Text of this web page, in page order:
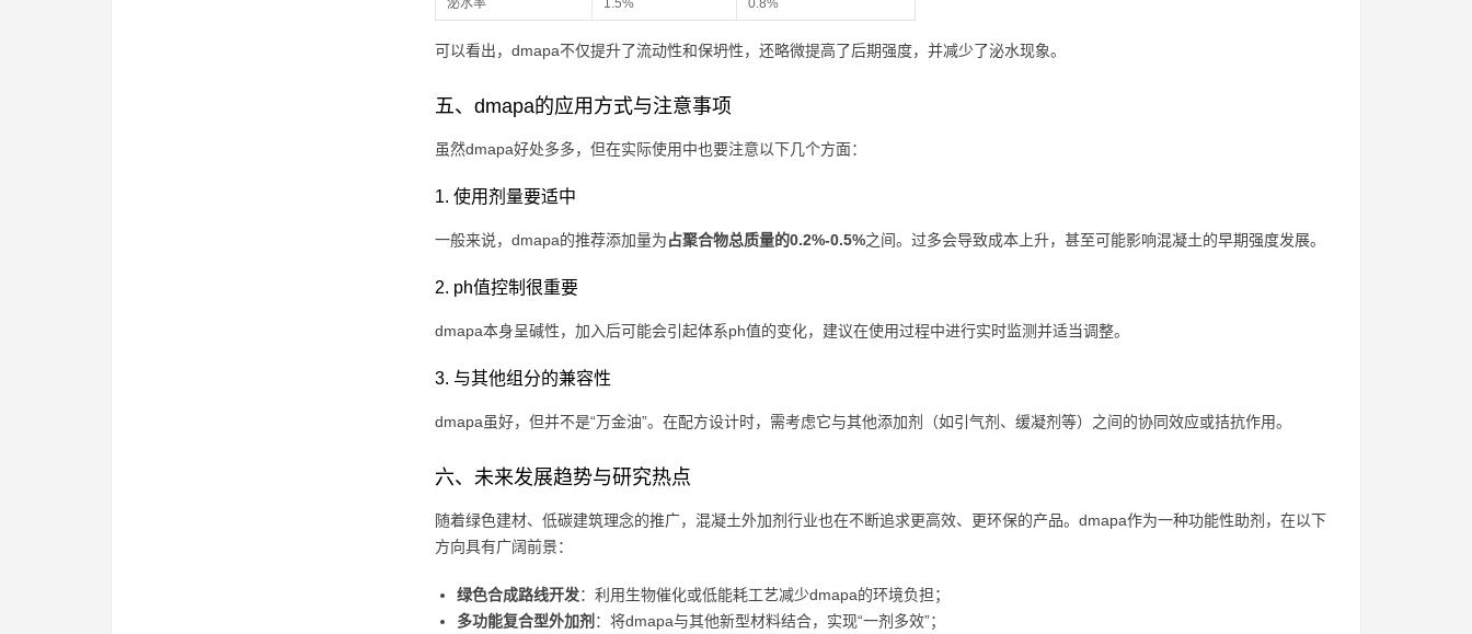
泌水率 1.5% 0.8%
可以看出，dmapa不仅提升了流动性和保坍性，还略微提高了后期强度，并减少了泌水现象。
五、dmapa的应用方式与注意事项
虽然dmapa好处多多，但在实际使用中也要注意以下几个方面：
1. 使用剂量要适中
一般来说，dmapa的推荐添加量为占聚合物总质量的0.2%-0.5%之间。过多会导致成本上升，甚至可能影响混凝土的早期强度发展。
2. ph值控制很重要
dmapa本身呈碱性，加入后可能会引起体系ph值的变化，建议在使用过程中进行实时监测并适当调整。
3. 与其他组分的兼容性
dmapa虽好，但并不是“万金油”。在配方设计时，需考虑它与其他添加剂（如引气剂、缓凝剂等）之间的协同效应或拮抗作用。
六、未来发展趋势与研究热点
随着绿色建材、低碳建筑理念的推广，混凝土外加剂行业也在不断追求更高效、更环保的产品。dmapa作为一种功能性助剂，在以下
方向具有广阔前景：
绿色合成路线开发：利用生物催化或低能耗工艺减少dmapa的环境负担；
多功能复合型外加剂 ：将dmapa与其他新型材料结合，实现“一剂多效”；